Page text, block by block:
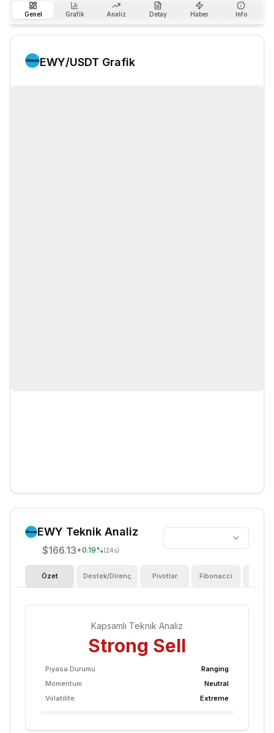
Genel Grafik Analiz Detay Haber Info
EWY/USDT Grafik
EWY Teknik Analiz
$166.13+0.19%(24s)
Özet Destek/Direnç Pivotlar Fibonacci
Kapsamlı Teknik Analiz
Strong Sell
Piyasa Durumu
Ranging
Momentum
Neutral
Volatilite
Extreme